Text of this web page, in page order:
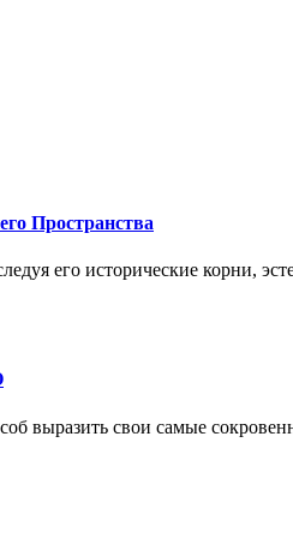
Пространства
его исторические корни,
выразить свои самые